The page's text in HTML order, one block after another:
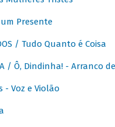
um Presente
/ Tudo Quanto é Coisa
/ Ô, Dindinha! - Arranco
- Voz e Violão